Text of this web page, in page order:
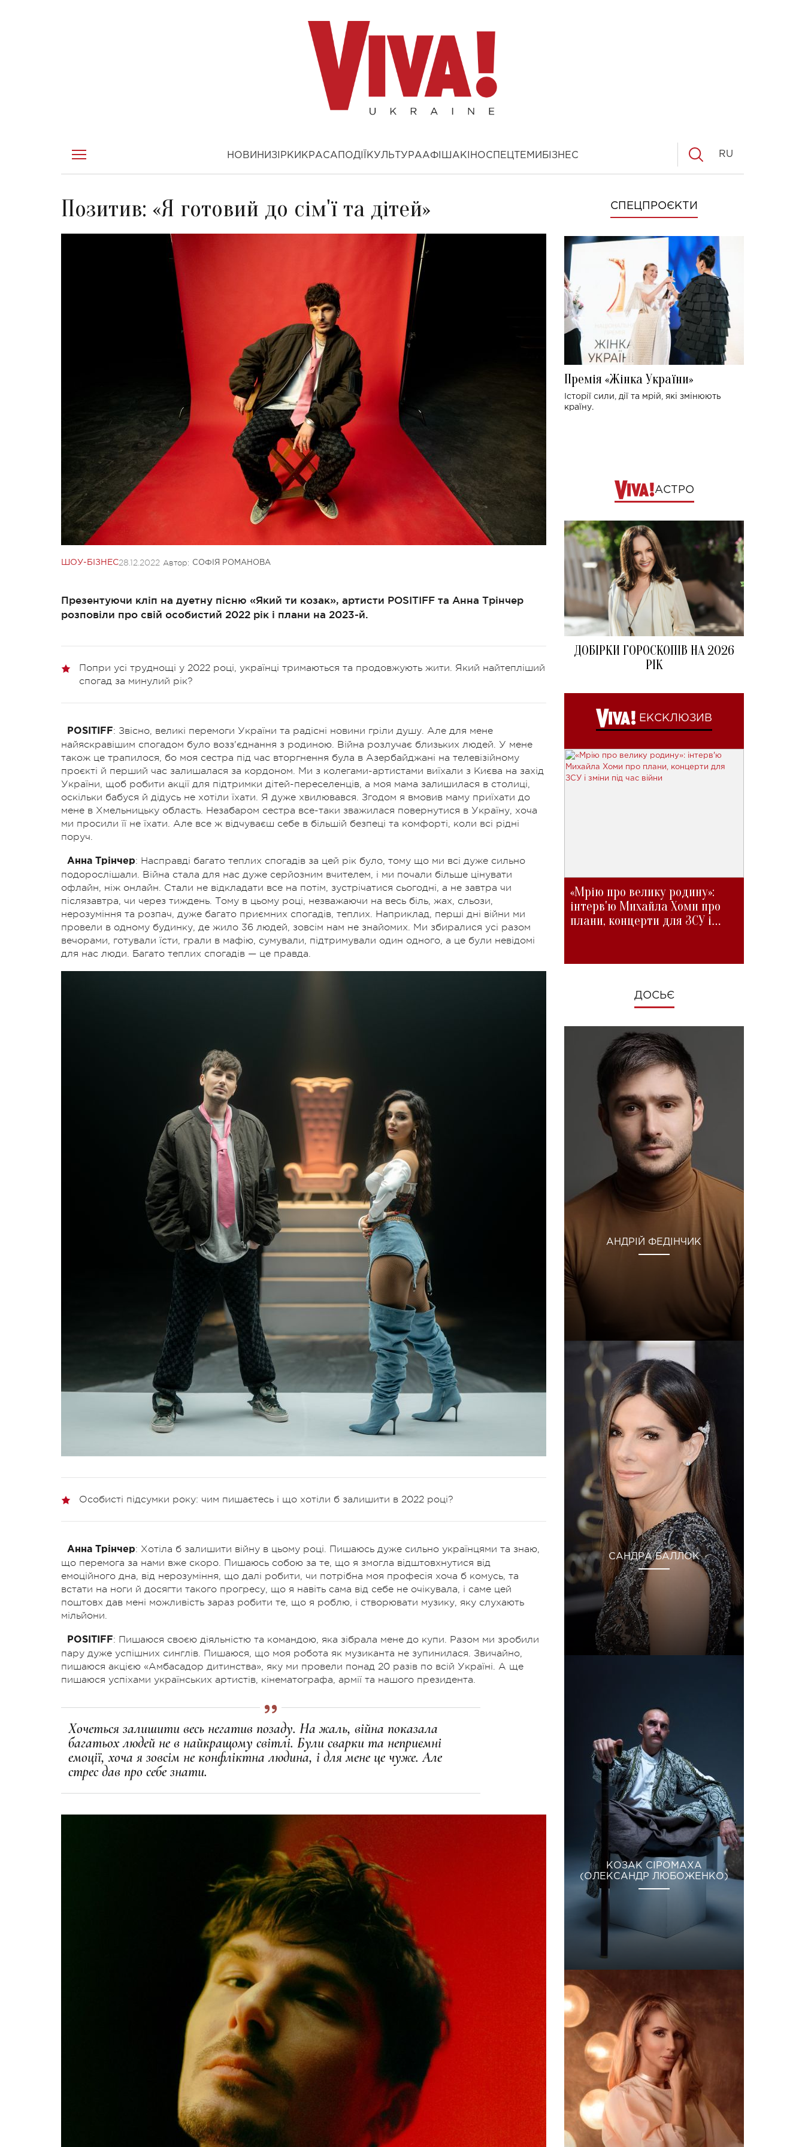
НОВИНИ ЗІРКИ КРАСА ПОДІЇ КУЛЬТУРААФІША КІНОСПЕЦТЕМИ БІЗНЕС RU
Позитив: «Я готовий до сім'ї та дітей»
ШОУ-БІЗНЕС28.12.2022 Автор: СОФІЯ РОМАНОВА
Презентуючи кліп на дуетну пісню «Який ти козак», артисти POSITIFF та Анна Трінчер
розповіли про свій особистий 2022 рік і плани на 2023-й.
Попри усі труднощі у 2022 році, українці тримаються та продовжують жити. Який найтепліший
спогад за минулий рік?
POSITIFF: Звісно, великі перемоги України та радісні новини гріли душу. Але для мене
найяскравішим спогадом було возз'єднання з родиною. Війна розлучає близьких людей. У мене
також це трапилося, бо моя сестра під час вторгнення була в Азербайджані на телевізійному
проєкті й перший час залишалася за кордоном. Ми з колегами-артистами виїхали з Києва на захід
України, щоб робити акції для підтримки дітей-переселенців, а моя мама залишилася в столиці,
оскільки бабуся й дідусь не хотіли їхати. Я дуже хвилювався. Згодом я вмовив маму приїхати до
мене в Хмельницьку область. Незабаром сестра все-таки зважилася повернутися в Україну, хоча
ми просили її не їхати. Але все ж відчуваєш себе в більшій безпеці та комфорті, коли всі рідні
поруч.
Анна Трінчер: Насправді багато теплих спогадів за цей рік було, тому що ми всі дуже сильно
подорослішали. Війна стала для нас дуже серйозним вчителем, і ми почали більше цінувати
офлайн, ніж онлайн. Стали не відкладати все на потім, зустрічатися сьогодні, а не завтра чи
післязавтра, чи через тиждень. Тому в цьому році, незважаючи на весь біль, жах, сльози,
нерозуміння та розпач, дуже багато приємних спогадів, теплих. Наприклад, перші дні війни ми
провели в одному будинку, де жило 36 людей, зовсім нам не знайомих. Ми збиралися усі разом
вечорами, готували їсти, грали в мафію, сумували, підтримували один одного, а це були невідомі
для нас люди. Багато теплих спогадів — це правда.
Особисті підсумки року: чим пишаєтесь і що хотіли б залишити в 2022 році?
Анна Трінчер: Хотіла б залишити війну в цьому році. Пишаюсь дуже сильно українцями та знаю,
що перемога за нами вже скоро. Пишаюсь собою за те, що я змогла відштовхнутися від
емоційного дна, від нерозуміння, що далі робити, чи потрібна моя професія хоча б комусь, та
встати на ноги й досягти такого прогресу, що я навіть сама від себе не очікувала, і саме цей
поштовх дав мені можливість зараз робити те, що я роблю, і створювати музику, яку слухають
мільйони.
POSITIFF: Пишаюся своєю діяльністю та командою, яка зібрала мене до купи. Разом ми зробили
пару дуже успішних синглів. Пишаюся, що моя робота як музиканта не зупинилася. Звичайно,
пишаюся акцією «Амбасадор дитинства», яку ми провели понад 20 разів по всій Україні. А ще
пишаюся успіхами українських артистів, кінематографа, армії та нашого президента.
Хочеться залишити весь негатив позаду. На жаль, війна показала
багатьох людей не в найкращому світлі. Були сварки та неприємні
емоції, хоча я зовсім не конфліктна людина, і для мене це чуже. Але
стрес дав про себе знати.
СПЕЦПРОЄКТИ
Премія «Жінка України»
Історії сили, дії та мрій, які змінюють
країну.
АСТРО
ДОБІРКИ ГОРОСКОПІВ НА 2026
РІК
ЕКСКЛЮЗИВ
«Мрію про велику родину»:
інтерв'ю Михайла Хоми про
плани, концерти для ЗСУ і
ДОСЬЄ
АНДРІЙ ФЕДІНЧИК
САНДРА БАЛЛОК
КОЗАК СІРОМАХА
(ОЛЕКСАНДР ЛЮБОЖЕНКО)